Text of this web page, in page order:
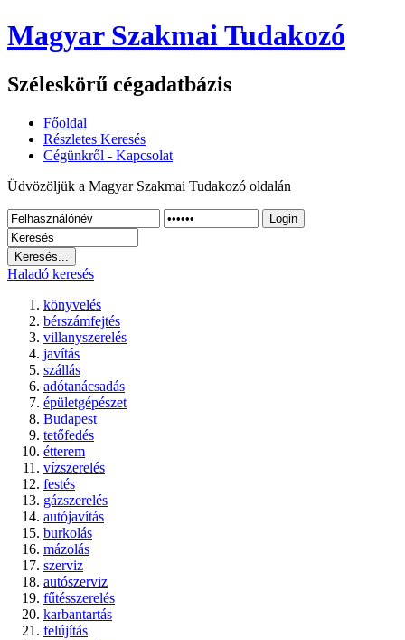
Magyar Szakmai Tudakozó
Széleskörű cégadatbázis
Főoldal
Részletes Keresés
Cégünkről - Kapcsolat
Üdvözöljük a Magyar Szakmai Tudakozó oldalán
Login
Haladó keresés
könyvelés
bérszámfejtés
villanyszerelés
javítás
szállás
adótanácsadás
épületgépészet
Budapest
tetőfedés
étterem
vízszerelés
festés
gázszerelés
autójavítás
burkolás
mázolás
szerviz
autószerviz
fűtésszerelés
karbantartás
felújítás